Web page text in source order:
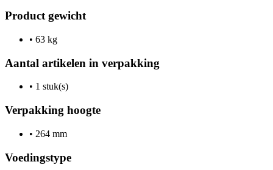
Product gewicht
• 63 kg
Aantal artikelen in verpakking
• 1 stuk(s)
Verpakking hoogte
• 264 mm
Voedingstype